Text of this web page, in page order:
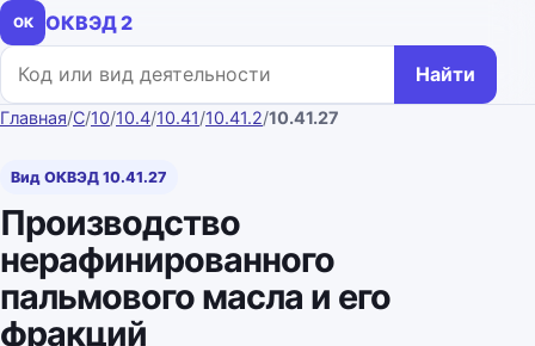
ОК
ОКВЭД 2
Поиск по коду или названию
Найти
Главная/C/10/10.4/10.41/10.41.2/10.41.27
Вид ОКВЭД 10.41.27
Производство
нерафинированного
пальмового масла и его
фракций